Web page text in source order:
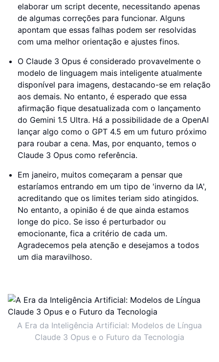
elaborar um script decente, necessitando apenas
de algumas correções para funcionar. Alguns
apontam que essas falhas podem ser resolvidas
com uma melhor orientação e ajustes finos.
O Claude 3 Opus é considerado provavelmente o
modelo de linguagem mais inteligente atualmente
disponível para imagens, destacando-se em relação
aos demais. No entanto, é esperado que essa
afirmação fique desatualizada com o lançamento
do Gemini 1.5 Ultra. Há a possibilidade de a OpenAI
lançar algo como o GPT 4.5 em um futuro próximo
para roubar a cena. Mas, por enquanto, temos o
Claude 3 Opus como referência.
Em janeiro, muitos começaram a pensar que
estaríamos entrando em um tipo de 'inverno da IA',
acreditando que os limites teriam sido atingidos.
No entanto, a opinião é de que ainda estamos
longe do pico. Se isso é perturbador ou
emocionante, fica a critério de cada um.
Agradecemos pela atenção e desejamos a todos
um dia maravilhoso.
A Era da Inteligência Artificial: Modelos de Língua
Claude 3 Opus e o Futuro da Tecnologia